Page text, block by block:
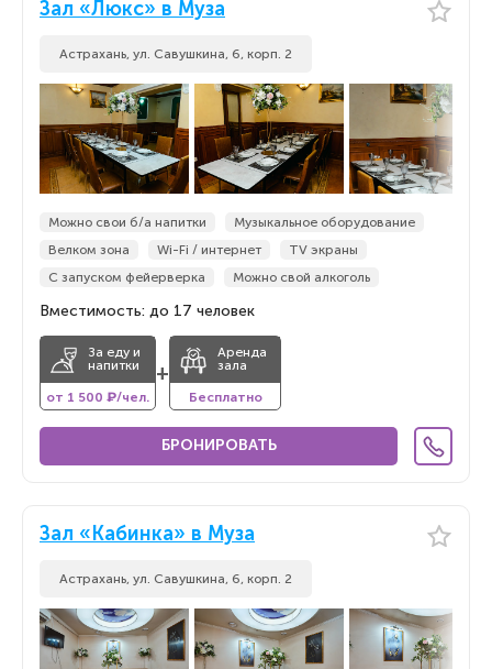
Зал «Люкс» в Муза
Астрахань, ул. Савушкина, 6, корп. 2
Можно свои б/а напитки
Музыкальное оборудование
Велком зона
Wi-Fi / интернет
TV экраны
С запуском фейерверка
Можно свой алкоголь
Вместимость: до 17 человек
За еду и
напитки
от 1 500 ₽/чел.
+
Аренда
зала
Бесплатно
БРОНИРОВАТЬ
Зал «Кабинка» в Муза
Астрахань, ул. Савушкина, 6, корп. 2